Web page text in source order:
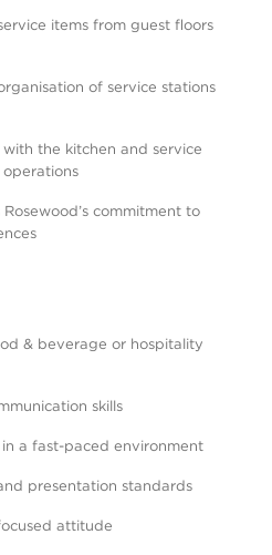
items from guest floors
of service stations
the kitchen and service
commitment to
& beverage or hospitality
skills
a fast-paced environment
presentation standards
attitude